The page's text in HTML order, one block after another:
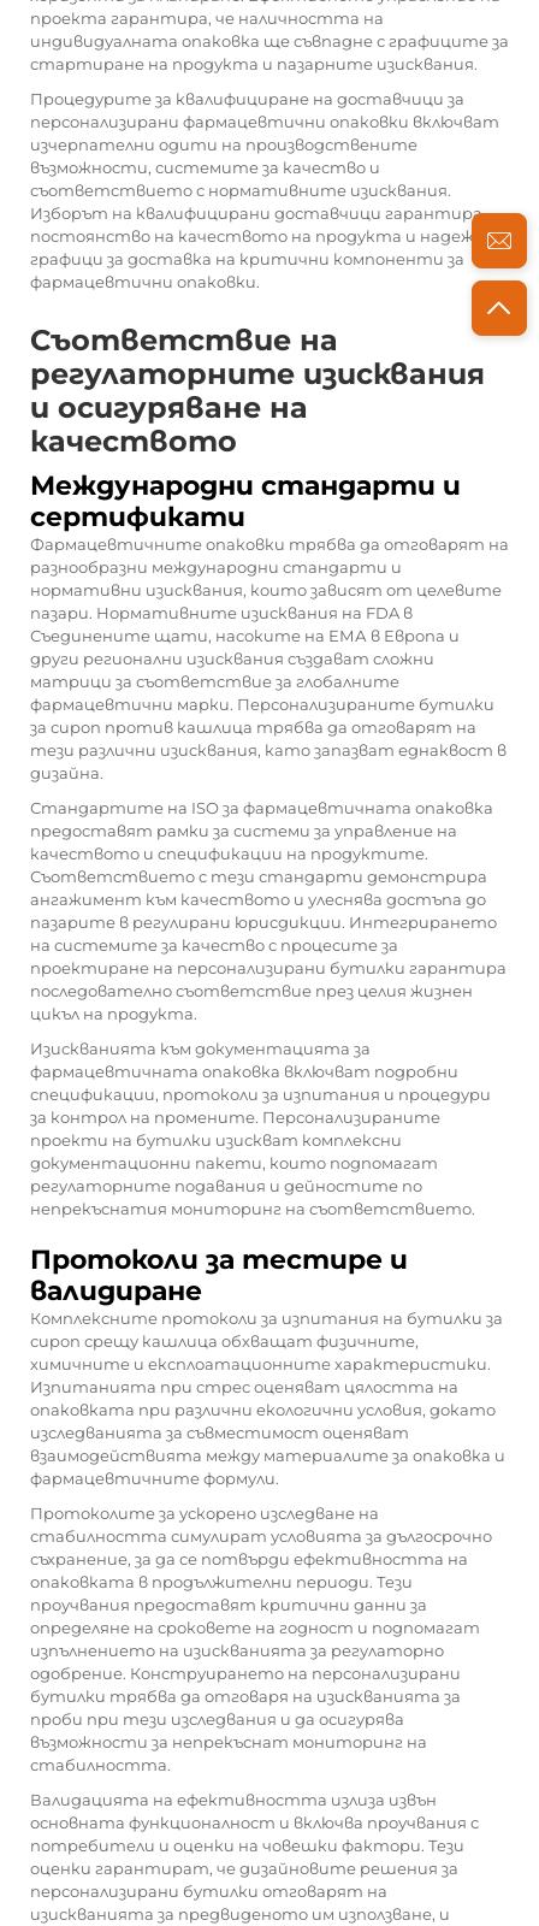
проекта гарантира, че наличността на
индивидуалната опаковка ще съвпадне с графиците за
стартиране на продукта и пазарните изисквания.
Процедурите за квалифициране на доставчици за
персонализирани фармацевтични опаковки включват
изчерпателни одити на производствените
възможности, системите за качество и
съответствието с нормативните изисквания.
Изборът на квалифицирани доставчици гарантира
постоянство на качеството на продукта и надеждни
графици за доставка на критични компоненти за
фармацевтични опаковки.
Съответствие на
регулаторните изисквания
и осигуряване на
качеството
Международни стандарти и
сертификати
Фармацевтичните опаковки трябва да отговарят на
разнообразни международни стандарти и
нормативни изисквания, които зависят от целевите
пазари. Нормативните изисквания на FDA в
Съединените щати, насоките на ЕМА в Европа и
други регионални изисквания създават сложни
матрици за съответствие за глобалните
фармацевтични марки. Персонализираните бутилки
за сироп против кашлица трябва да отговарят на
тези различни изисквания, като запазват еднаквост в
дизайна.
Стандартите на ISO за фармацевтичната опаковка
предоставят рамки за системи за управление на
качеството и спецификации на продуктите.
Съответствието с тези стандарти демонстрира
ангажимент към качеството и улеснява достъпа до
пазарите в регулирани юрисдикции. Интегрирането
на системите за качество с процесите за
проектиране на персонализирани бутилки гарантира
последователно съответствие през целия жизнен
цикъл на продукта.
Изискванията към документацията за
фармацевтичната опаковка включват подробни
спецификации, протоколи за изпитания и процедури
за контрол на промените. Персонализираните
проекти на бутилки изискват комплексни
документационни пакети, които подпомагат
регулаторните подавания и дейностите по
непрекъснатия мониторинг на съответствието.
Протоколи за тестирe и
валидиране
Комплексните протоколи за изпитания на бутилки за
сироп срещу кашлица обхващат физичните,
химичните и експлоатационните характеристики.
Изпитанията при стрес оценяват цялостта на
опаковката при различни екологични условия, докато
изследванията за съвместимост оценяват
взаимодействията между материалите за опаковка и
фармацевтичните формули.
Протоколите за ускорено изследване на
стабилността симулират условията за дългосрочно
съхранение, за да се потвърди ефективността на
опаковката в продължителни периоди. Тези
проучвания предоставят критични данни за
определяне на сроковете на годност и подпомагат
изпълнението на изискванията за регулаторно
одобрение. Конструирането на персонализирани
бутилки трябва да отговаря на изискванията за
проби при тези изследвания и да осигурява
възможности за непрекъснат мониторинг на
стабилността.
Валидацията на ефективността излиза извън
основната функционалност и включва проучвания с
потребители и оценки на човешки фактори. Тези
оценки гарантират, че дизайновите решения за
персонализирани бутилки отговарят на
изискванията за предвиденото им използване, и